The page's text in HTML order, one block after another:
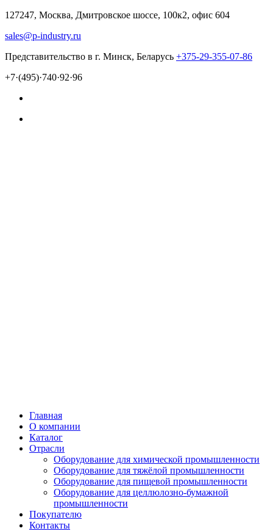
127247, Москва, Дмитровское шоссе, 100к2, офис 604
sales@p-industry.ru
Представительство в г. Минск, Беларусь +375-29-355-07-86
+7·(495)·740·92·96
Главная
О компании
Каталог
Отрасли
Оборудование для химической промышленности
Оборудование для тяжёлой промышленности
Оборудование для пищевой промышленности
Оборудование для целлюлозно-бумажной
промышленности
Покупателю
Контакты